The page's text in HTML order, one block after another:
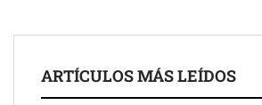
ARTÍCULOS MÁS LEÍDOS